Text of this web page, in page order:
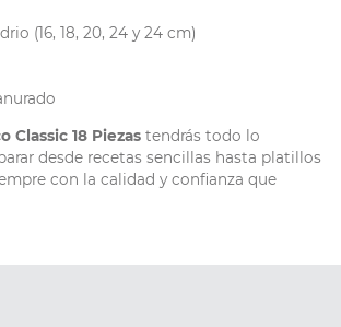
(16, 18, 20, 24 y 24 cm)
Classic 18 Piezas tendrás todo lo
desde recetas sencillas hasta platillos
con la calidad y confianza que